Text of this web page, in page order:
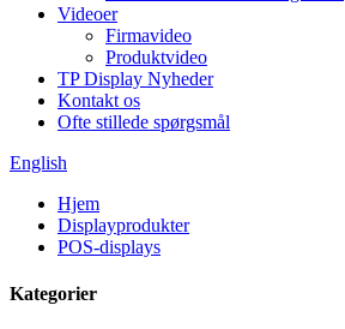
Videoer
Firmavideo
Produktvideo
TP Display Nyheder
Kontakt os
Ofte stillede spørgsmål
English
Hjem
Displayprodukter
POS-displays
Kategorier